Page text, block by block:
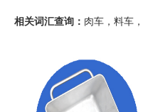
相关词汇查询： 肉车，料车